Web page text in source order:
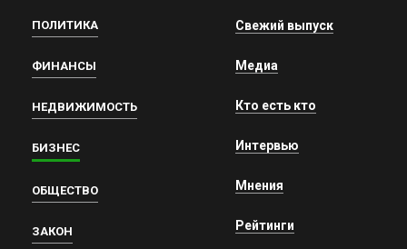
ПОЛИТИКА
ФИНАНСЫ
НЕДВИЖИМОСТЬ
БИЗНЕС
ОБЩЕСТВО
ЗАКОН
Свежий выпуск
Медиа
Кто есть кто
Интервью
Мнения
Рейтинги